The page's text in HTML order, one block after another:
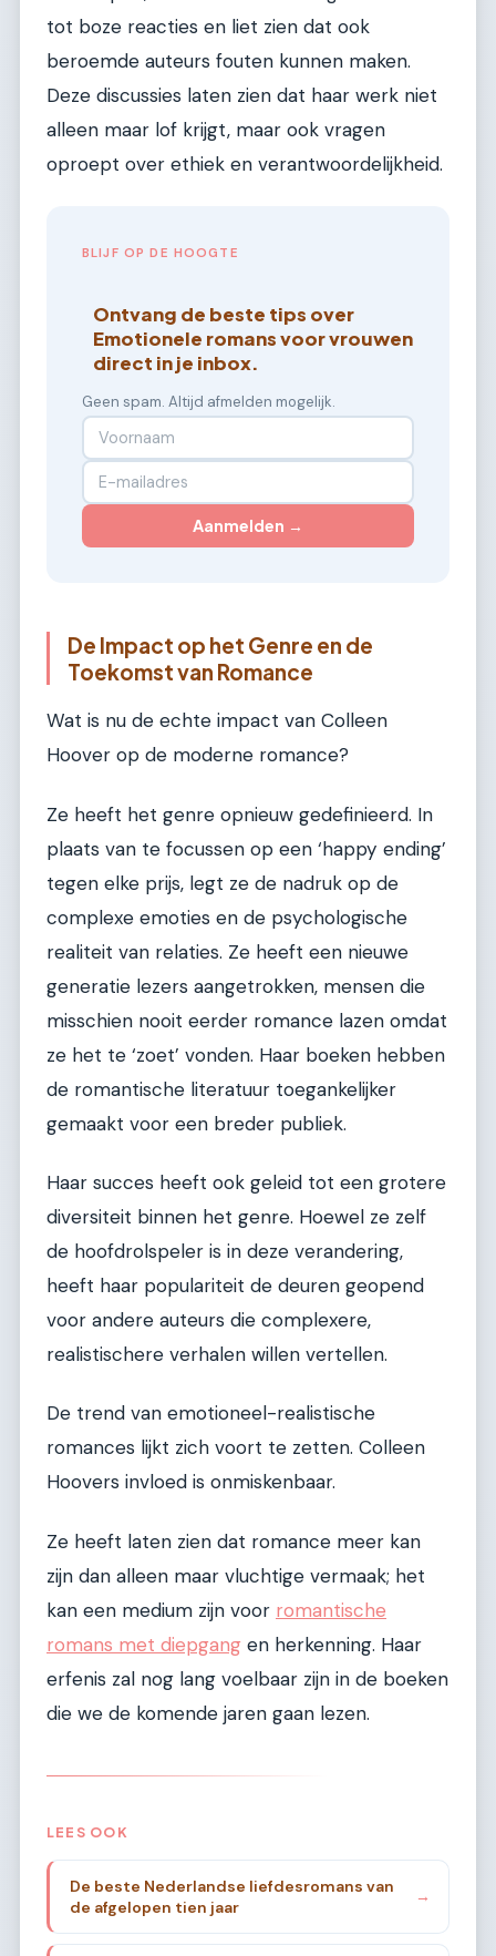
tot boze reacties en liet zien dat ook
beroemde auteurs fouten kunnen maken.
Deze discussies laten zien dat haar werk niet
alleen maar lof krijgt, maar ook vragen
oproept over ethiek en verantwoordelijkheid.
BLIJF OP DE HOOGTE
Ontvang de beste tips over
Emotionele romans voor vrouwen
direct in je inbox.
Geen spam. Altijd afmelden mogelijk.
Aanmelden →
De Impact op het Genre en de
Toekomst van Romance
Wat is nu de echte impact van Colleen
Hoover op de moderne romance?
Ze heeft het genre opnieuw gedefinieerd. In
plaats van te focussen op een ‘happy ending’
tegen elke prijs, legt ze de nadruk op de
complexe emoties en de psychologische
realiteit van relaties. Ze heeft een nieuwe
generatie lezers aangetrokken, mensen die
misschien nooit eerder romance lazen omdat
ze het te ‘zoet’ vonden. Haar boeken hebben
de romantische literatuur toegankelijker
gemaakt voor een breder publiek.
Haar succes heeft ook geleid tot een grotere
diversiteit binnen het genre. Hoewel ze zelf
de hoofdrolspeler is in deze verandering,
heeft haar populariteit de deuren geopend
voor andere auteurs die complexere,
realistischere verhalen willen vertellen.
De trend van emotioneel-realistische
romances lijkt zich voort te zetten. Colleen
Hoovers invloed is onmiskenbaar.
Ze heeft laten zien dat romance meer kan
zijn dan alleen maar vluchtige vermaak; het
kan een medium zijn voor romantische
romans met diepgang en herkenning. Haar
erfenis zal nog lang voelbaar zijn in de boeken
die we de komende jaren gaan lezen.
LEES OOK
De beste Nederlandse liefdesromans van
de afgelopen tien jaar
→